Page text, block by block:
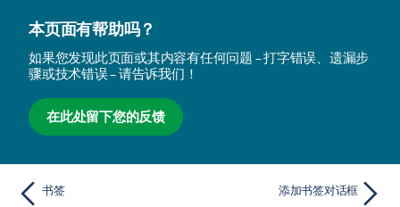
本页面有帮助吗？
如果您发现此页面或其内容有任何问题 – 打字错误、遗漏步
骤或技术错误 – 请告诉我们！
在此处留下您的反馈
书签 添加书签对话框